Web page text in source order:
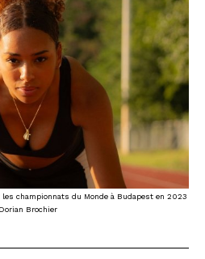
les championnats du Monde à Budapest en 2023
Brochier